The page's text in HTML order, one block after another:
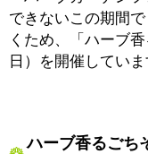
できないこの期間
くため、「ハーブ
日）を開催していま
ハーブ香るごち